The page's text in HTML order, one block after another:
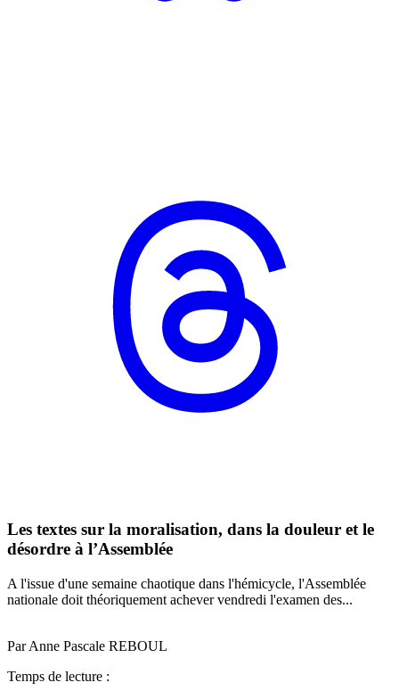
Les textes sur la moralisation, dans la douleur et le
désordre à l’Assemblée
A l'issue d'une semaine chaotique dans l'hémicycle, l'Assemblée
nationale doit théoriquement achever vendredi l'examen des...
Par Anne Pascale REBOUL
Temps de lecture :